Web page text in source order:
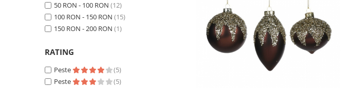
50 RON - 100 RON (12)
100 RON - 150 RON (15)
150 RON - 200 RON (1)
RATING
Peste
(5)
Peste
(5)